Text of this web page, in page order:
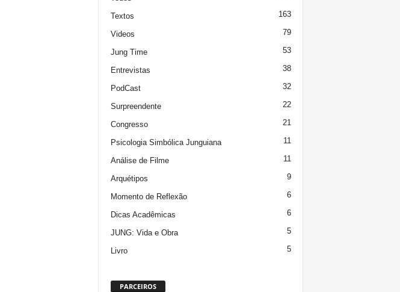
Textos 163
Videos 79
Jung Time 53
Entrevistas 38
PodCast 32
Surpreendente 22
Congresso 21
Psicologia Simbólica Junguiana 11
Análise de Filme 11
Arquétipos 9
Momento de Reflexão 6
Dicas Acadêmicas 6
JUNG: Vida e Obra 5
Livro 5
PARCEIROS